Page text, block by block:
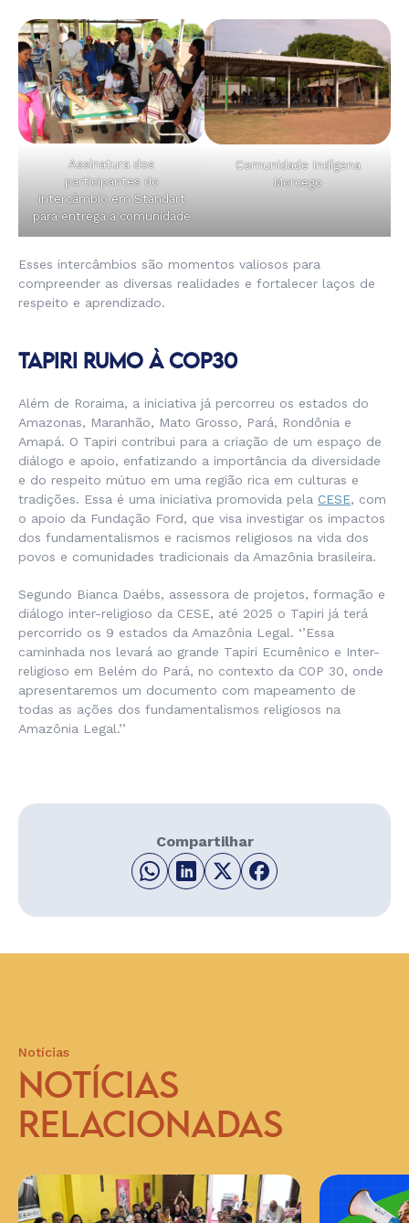
Assinatura dos
participantes do
intercâmbio em Standart
para entrega a comunidade
Comunidade Indígena
Morcego
Esses intercâmbios são momentos valiosos para
compreender as diversas realidades e fortalecer laços de
respeito e aprendizado.
TAPIRI RUMO À COP30
Além de Roraima, a iniciativa já percorreu os estados do
Amazonas, Maranhão, Mato Grosso, Pará, Rondônia e
Amapá. O Tapiri contribui para a criação de um espaço de
diálogo e apoio, enfatizando a importância da diversidade
e do respeito mútuo em uma região rica em culturas e
tradições. Essa é uma iniciativa promovida pela CESE, com
o apoio da Fundação Ford, que visa investigar os impactos
dos fundamentalismos e racismos religiosos na vida dos
povos e comunidades tradicionais da Amazônia brasileira.
Segundo Bianca Daébs, assessora de projetos, formação e
diálogo inter-religioso da CESE, até 2025 o Tapiri já terá
percorrido os 9 estados da Amazônia Legal. ‘’Essa
caminhada nos levará ao grande Tapiri Ecumênico e Inter-
religioso em Belém do Pará, no contexto da COP 30, onde
apresentaremos um documento com mapeamento de
todas as ações dos fundamentalismos religiosos na
Amazônia Legal.’’
Compartilhar
Notícias
NOTÍCIAS
RELACIONADAS